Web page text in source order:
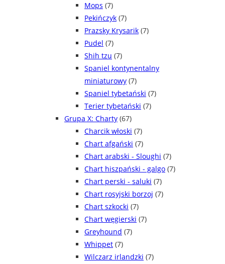
Mops (7)
Pekińczyk (7)
Prazsky Krysarik (7)
Pudel (7)
Shih tzu (7)
Spaniel kontynentalny
miniaturowy (7)
Spaniel tybetański (7)
Terier tybetański (7)
Grupa X: Charty (67)
Charcik włoski (7)
Chart afgański (7)
Chart arabski - Sloughi (7)
Chart hiszpański - galgo (7)
Chart perski - saluki (7)
Chart rosyjski borzoj (7)
Chart szkocki (7)
Chart węgierski (7)
Greyhound (7)
Whippet (7)
Wilczarz irlandzki (7)